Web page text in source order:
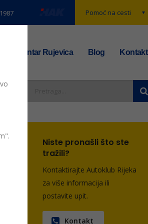
Pomoć na cesti
TS centar Rujevica Blog Kontakt
Niste pronašli što ste
tražili?
Kontaktirajte Autoklub Rijeka
za više informacija ili
postavite upit.
Kontakt